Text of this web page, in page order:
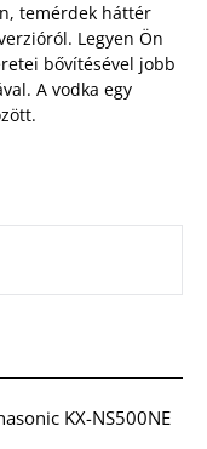
temérdek háttér
Legyen Ön
bővítésével jobb
A vodka egy
KX-NS500NE